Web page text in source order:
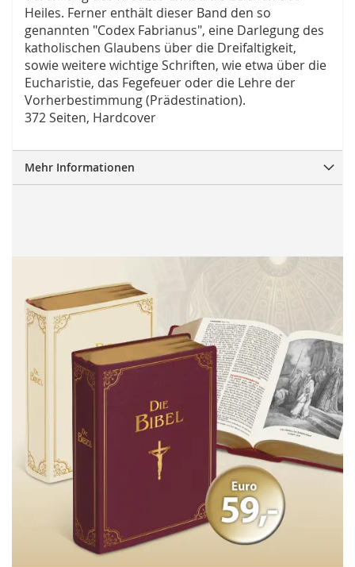
Heiles. Ferner enthält dieser Band den so
genannten "Codex Fabrianus", eine Darlegung des
katholischen Glaubens über die Dreifaltigkeit,
sowie weitere wichtige Schriften, wie etwa über die
Eucharistie, das Fegefeuer oder die Lehre der
Vorherbestimmung (Prädestination).
372 Seiten, Hardcover
Mehr Informationen